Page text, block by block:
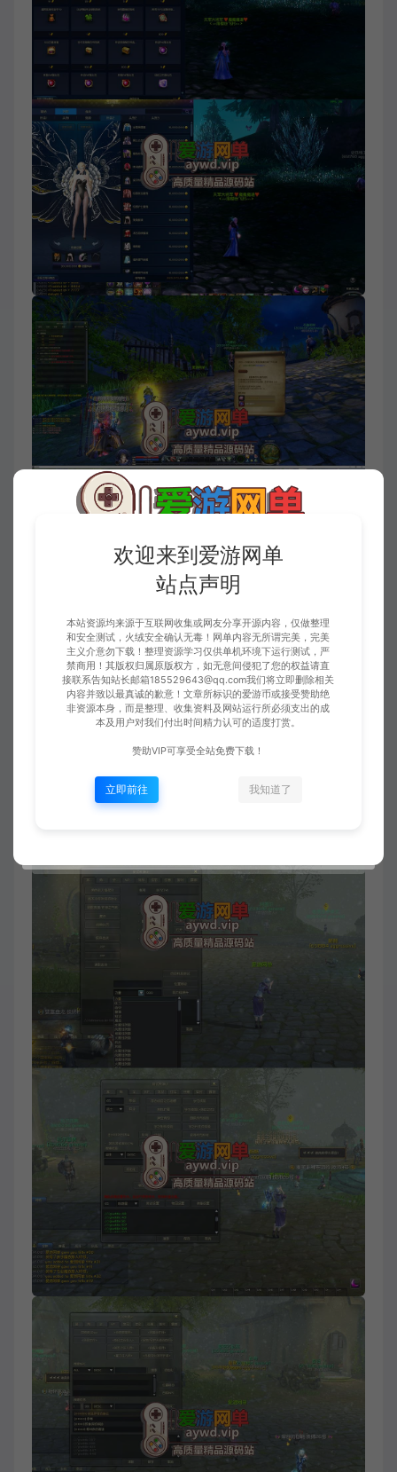
欢迎来到爱游网单
站点声明
本站资源均来源于互联网收集或网友分享开源内容，仅做整理
和安全测试，火绒安全确认无毒！网单内容无所谓完美，完美
主义介意勿下载！整理资源学习仅供单机环境下运行测试，严
禁商用！其版权归属原版权方，如无意间侵犯了您的权益请直
接联系告知站长邮箱185529643@qq.com我们将立即删除相关
内容并致以最真诚的歉意！文章所标识的爱游币或接受赞助绝
非资源本身，而是整理、收集资料及网站运行所必须支出的成
本及用户对我们付出时间精力认可的适度打赏。
赞助VIP可享受全站免费下载！
立即前往 我知道了